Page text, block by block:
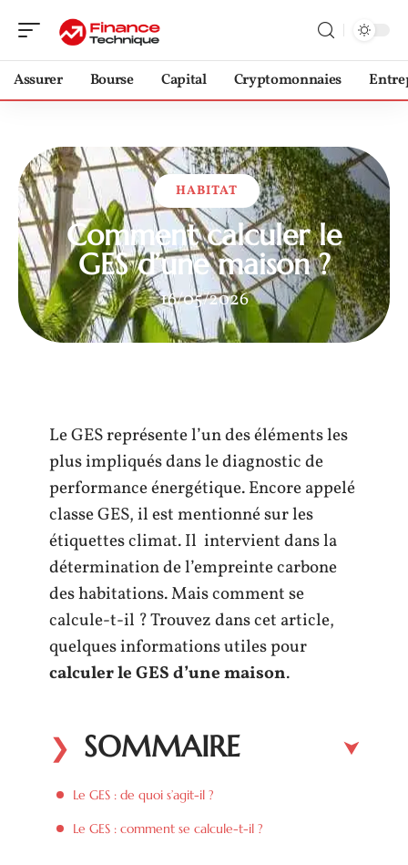
Assurer Bourse Capital Cryptomonnaies
HABITAT
Comment calculer le
GES d’une maison ?
16/05/2026
Le GES représente l’un des éléments les
plus impliqués dans le diagnostic de
performance énergétique. Encore appelé
classe GES, il est mentionné sur les
étiquettes climat. Il intervient dans la
détermination de l’empreinte carbone
des habitations. Mais comment se
calcule-t-il ? Trouvez dans cet article,
quelques informations utiles pour
calculer le GES d’une maison.
SOMMAIRE
Le GES : de quoi s’agit-il ?
Le GES : comment se calcule-t-il ?